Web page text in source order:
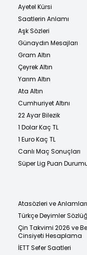
Ayetel Kürsi
Saatlerin Anlamı
Aşk Sözleri
Günaydın Mesajları
Gram Altın
Çeyrek Altın
Yarım Altın
Ata Altın
Cumhuriyet Altını
22 Ayar Bilezik
1 Dolar Kaç TL
1 Euro Kaç TL
Canlı Maç Sonuçları
Süper Lig Puan
Atasözleri ve Anlamları
Türkçe Deyimler
Çin Takvimi 2026 ve
Cinsiyeti Hesaplama
İETT Sefer Saatleri